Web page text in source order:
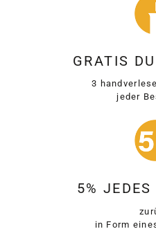
GRATIS
3
jeder
5%
in Form